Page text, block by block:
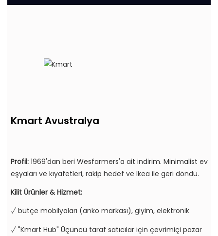
Kmart Avustralya
Profil: 1969'dan beri Wesfarmers'a ait indirim. Minimalist ev
eşyaları ve kıyafetleri, rakip hedef ve Ikea ile geri döndü.
Kilit Ürünler & Hizmet:
√ bütçe mobilyaları (anko markası), giyim, elektronik
√ "Kmart Hub" Üçüncü taraf satıcılar için çevrimiçi pazar